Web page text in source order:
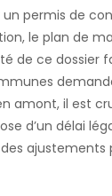
un permis de
le plan de
de ce dossier
amont, il est
d’un délai